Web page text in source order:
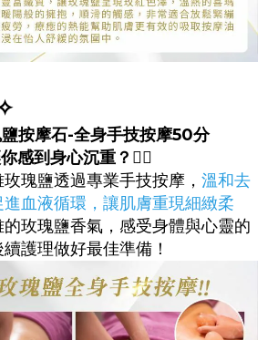
按摩石-全身手技按摩50分
感到身心沉重？💆‍♀️
瑰鹽透過專業手技按摩， 溫和去
血液循環，讓肌膚重現細緻柔
玫瑰鹽香氣，感受身體與心靈的
護理做好最佳準備！